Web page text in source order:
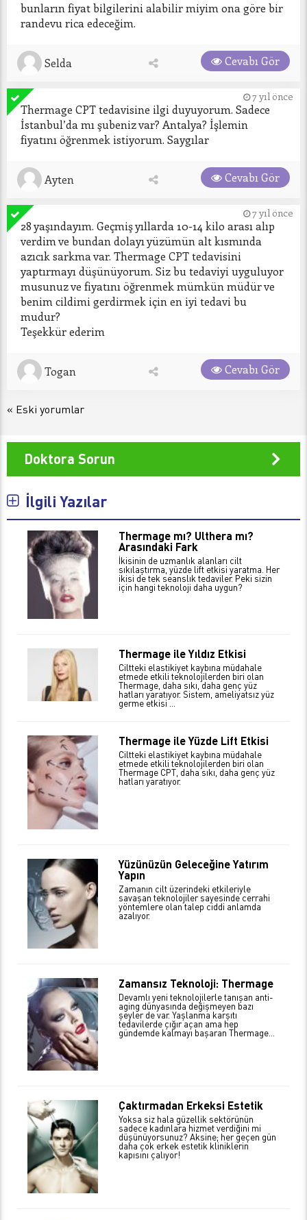
bunların fiyat bilgilerini alabilir miyim ona göre bir
randevu rica edeceğim.
Selda Cevabı Gör
7 yıl önce
Thermage CPT tedavisine ilgi duyuyorum. Sadece
İstanbul’da mı şubeniz var? Antalya? İşlemin
fiyatını öğrenmek istiyorum. Saygılar
Ayten Cevabı Gör
7 yıl önce
28 yaşındayım. Geçmiş yıllarda 10-14 kilo arası alıp
verdim ve bundan dolayı yüzümün alt kısmında
azıcık sarkma var. Thermage CPT tedavisini
yaptırmayı düşünüyorum. Siz bu tedaviyi uyguluyor
musunuz ve fiyatını öğrenmek mümkün müdür ve
benim cildimi gerdirmek için en iyi tedavi bu
mudur?
Togan Cevabı Gör
« Eski yorumlar
Doktora Sorun
İlgili Yazılar
Thermage mı? Ulthera mı?
Arasındaki Fark
İkisinin de uzmanlık alanları cilt
sıkılaştırma, yüzde lift etkisi yaratma. Her
ikisi de tek seanslık tedaviler. Peki sizin
için hangi teknoloji daha uygun?
Thermage ile Yıldız Etkisi
Ciltteki elastikiyet kaybına müdahale
etmede etkili teknolojilerden biri olan
Thermage, daha sıkı, daha genç yüz
hatları yaratıyor. Sistem, ameliyatsız yüz
germe etkisi ...
Thermage ile Yüzde Lift Etkisi
Ciltteki elastikiyet kaybına müdahale
etmede etkili teknolojilerden biri olan
Thermage CPT, daha sıkı, daha genç yüz
hatları yaratıyor.
Yüzünüzün Geleceğine Yatırım
Yapın
Zamanın cilt üzerindeki etkileriyle
savaşan teknolojiler sayesinde cerrahi
yöntemlere olan talep ciddi anlamda
azalıyor.
Zamansız Teknoloji: Thermage
Devamlı yeni teknolojilerle tanışan anti-
aging dünyasında değişmeyen bazı
şeyler de var. Yaşlanma karşıtı
tedavilerde çığır açan ama hep
gündemde kalmayı başaran Thermage...
Çaktırmadan Erkeksi Estetik
Yoksa siz hala güzellik sektörünün
sadece kadınlara hizmet verdiğini mi
düşünüyorsunuz? Aksine; her geçen gün
daha çok erkek estetik kliniklerin
kapısını çalıyor!